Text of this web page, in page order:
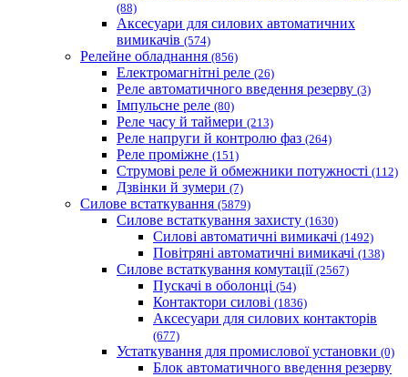
(88)
Аксесуари для силових автоматичних
вимикачів (574)
Релейне обладнання (856)
Електромагнітні реле (26)
Реле автоматичного введення резерву (3)
Імпульсне реле (80)
Реле часу й таймери (213)
Реле напруги й контролю фаз (264)
Реле проміжне (151)
Струмові реле й обмежники потужності (112)
Дзвінки й зумери (7)
Силове встаткування (5879)
Силове встаткування захисту (1630)
Силові автоматичні вимикачі (1492)
Повітряні автоматичні вимикачі (138)
Силове встаткування комутації (2567)
Пускачі в оболонці (54)
Контактори силові (1836)
Аксесуари для силових контакторів
(677)
Устаткування для промислової установки (0)
Блок автоматичного введення резерву